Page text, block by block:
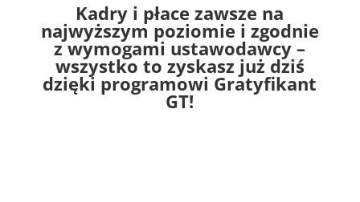
Kadry i płace zawsze na
najwyższym poziomie i zgodnie
z wymogami ustawodawcy –
wszystko to zyskasz już dziś
dzięki programowi Gratyfikant
GT!